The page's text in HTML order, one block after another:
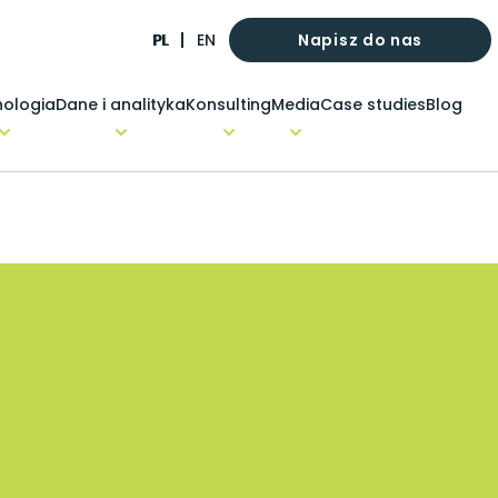
PL EN Napisz do nas
Dane i analitykaKonsultingMediaCase studiesBlog